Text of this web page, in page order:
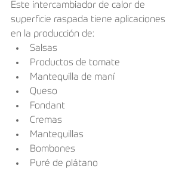
Este intercambiador de calor de
superficie raspada tiene aplicaciones
en la producción de:
Salsas
Productos de tomate
Mantequilla de maní
Queso
Fondant
Cremas
Mantequillas
Bombones
Puré de plátano